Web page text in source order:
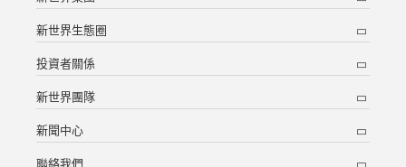
新世界生態圈
投資者關係
新世界團隊
新聞中心
聯絡我們